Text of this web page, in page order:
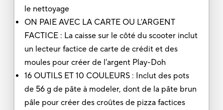
le nettoyage
ON PAIE AVEC LA CARTE OU L'ARGENT
FACTICE : La caisse sur le côté du scooter inclut
un lecteur factice de carte de crédit et des
moules pour créer de l'argent Play-Doh
16 OUTILS ET 10 COULEURS : Inclut des pots
de 56 g de pâte à modeler, dont de la pâte brun
pâle pour créer des croûtes de pizza factices